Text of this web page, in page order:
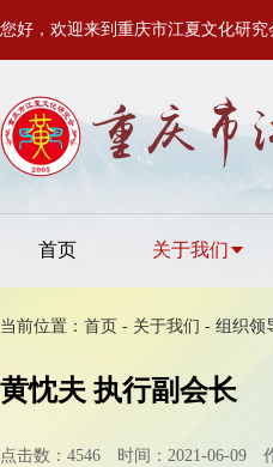
您好，欢迎来到重庆市江夏文化研究
首页 关于我们
当前位置： 首页 - 关于我们 -组织领
黄忱夫 执行副会长
点击数：4546 时间：2021-06-09